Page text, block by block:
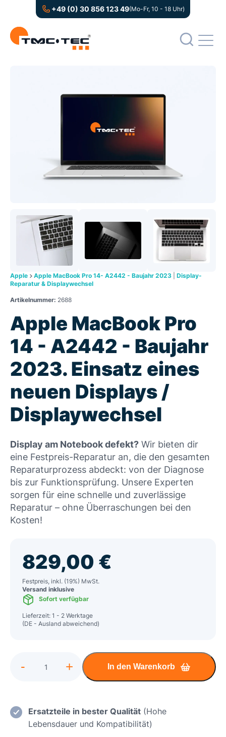
+49 (0) 30 856 123 49(Mo-Fr, 10 - 18 Uhr)
Apple Apple MacBook Pro 14- A2442 - Baujahr 2023
Display-
Reparatur & Displaywechsel
Artikelnummer: 2688
Apple MacBook Pro
14 - A2442 - Baujahr
2023. Einsatz eines
neuen Displays /
Displaywechsel
Display am Notebook defekt? Wir bieten dir
eine Festpreis-Reparatur an, die den gesamten
Reparaturprozess abdeckt: von der Diagnose
bis zur Funktionsprüfung. Unsere Experten
sorgen für eine schnelle und zuverlässige
Reparatur – ohne Überraschungen bei den
Kosten!
829,00 €
Festpreis, inkl. (19%) MwSt.
Versand inklusive
Sofort verfügbar
Lieferzeit: 1 - 2 Werktage
(DE - Ausland abweichend)
Apple
14
-
- + In den Warenkorb
Ersatzteile in bester Qualität (Hohe
Lebensdauer und Kompatibilität)